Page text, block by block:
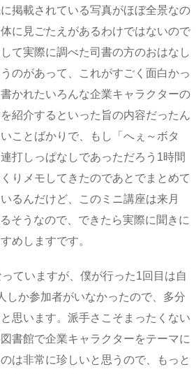
掲載されている写真がほぼ全景なの
に見ごたえがあるわけではないので
て実際に調べた司書の方のおはなし
うのがあって、これがすごく面白かっ
かれたいろんな企業キャラクターの
紹介するといった旨の内容だったん
ことばかりで、もし「へぇ～ボタ
打しっぱなしであっただろう1時間
りメモしてきたのであとでまとめて
るんだけど、このミニ講座は来月
そうなので、できたら実際に聞きに
めしますです。
ていますが、僕が行った1回目は自
しか参加者がいなかったので、多分
思います。派手さこそまったくない
書館で企業キャラクターをテーマに
は非常に珍しいと思うので、もっと